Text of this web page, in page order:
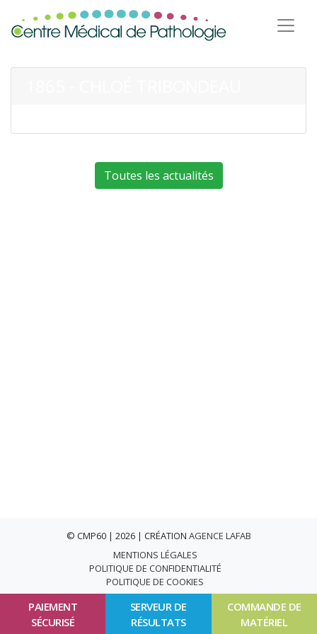
PAIEMENT
SÉCURISÉ
SERVEUR DE
RÉSULTATS
COMMANDE DE
MATÉRIEL
Toutes les actualités
© CMP60 | 2026 | CRÉATION AGENCE LAFAB
MENTIONS LÉGALES
POLITIQUE DE CONFIDENTIALITÉ
POLITIQUE DE COOKIES